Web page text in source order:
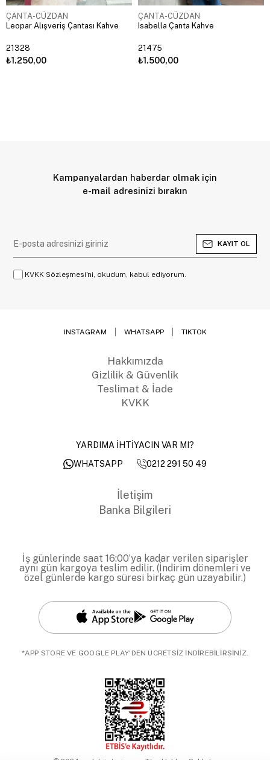
ÇANTA-CÜZDAN
Leopar Alışveriş Çantası Kahve
21328
₺1.250,00
ÇANTA-CÜZDAN
Isabella Çanta Kahve
21475
₺1.500,00
Kampanyalardan haberdar olmak için
e-mail adresinizi bırakın
KAYIT OL
KVKK Sözleşmesi'ni, okudum, kabul ediyorum.
INSTAGRAM WHATSAPP TIKTOK
Hakkımızda
Gizlilik & Güvenlik
Teslimat & İade
KVKK
YARDIMA İHTİYACIN VAR MI?
WHATSAPP
0212 291 50 49
İletişim
Banka Bilgileri
İş günlerinde saat 16:00’ya kadar verilen siparişler
aynı gün kargoya teslim edilir. (İndirim dönemleri ve
özel günlerde kargo süresi birkaç gün uzayabilir.)
*APP STORE VE GOOGLE PLAY'DEN ÜCRETSİZ İNDİREBİLİRSİNİZ.